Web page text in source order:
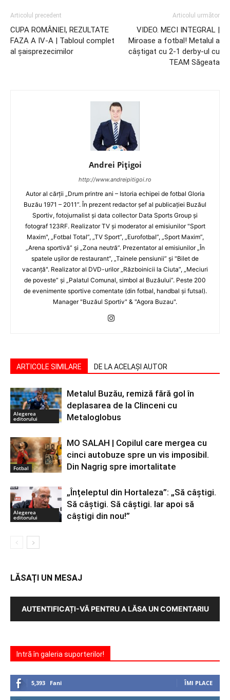
Articolul precedent
CUPA ROMÂNIEI, REZULTATE
FAZA A IV-A | Tabloul complet
al şaisprezecimilor
Articolul următor
VIDEO. MECI INTEGRAL |
Miroase a fotbal! Metalul a
câştigat cu 2-1 derby-ul cu
TEAM Săgeata
Andrei Pițigoi
http://www.andreipitigoi.ro
Autor al cărţii „Drum printre ani – Istoria echipei de fotbal Gloria
Buzău 1971 – 2011”. În prezent redactor şef al publicaţiei Buzăul
Sportiv, fotojurnalist şi data collector Data Sports Group şi
fotograf 123RF. Realizator TV şi moderator al emisiunilor "Sport
Maxim", „Fotbal Total”, „TV Sport”, „Eurofotbal”, „Sport Maxim”,
„Arena sportivă” şi „Zona neutră”. Prezentator al emisiunilor „În
spatele uşilor de restaurant”, „Tainele pensiunii” şi "Bilet de
vacanţă". Realizator al DVD-urilor „Războinicii la Ciuta”, „Meciuri
de poveste” şi „Palatul Comunal, simbol al Buzăului”. Peste 200
de evenimente sportive comentate (din fotbal, handbal şi futsal).
Manager "Buzăul Sportiv" & "Agora Buzau".
ARTICOLE SIMILARE DE LA ACELAȘI AUTOR
Alegerea
editorului
Metalul Buzău, remiză fără gol în
deplasarea de la Clinceni cu
Metaloglobus
Fotbal
MO SALAH | Copilul care mergea cu
cinci autobuze spre un vis imposibil.
Din Nagrig spre imortalitate
Alegerea
editorului
„Înțeleptul din Hortaleza”: „Să câștigi.
Să câștigi. Să câștigi. Iar apoi să
câștigi din nou!”
LĂSAȚI UN MESAJ
AUTENTIFICAȚI-VĂ PENTRU A LĂSA UN COMENTARIU
Intră în galeria suporterilor!
5,393 Fani ÎMI PLACE